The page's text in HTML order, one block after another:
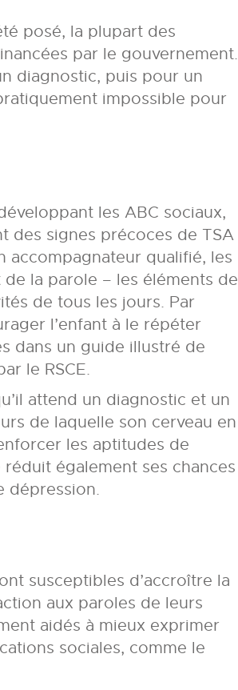
posé, la plupart des
par le gouvernement.
diagnostic, puis pour un
impossible pour
les ABC sociaux,
des signes précoces de TSA
accompagnateur qualifié, les
la parole – les éléments de
de tous les jours. Par
l’enfant à le répéter
dans un guide illustré de
le RSCE.
attend un diagnostic et un
de laquelle son cerveau en
les aptitudes de
également ses chances
dépression.
susceptibles d’accroître la
aux paroles de leurs
aidés à mieux exprimer
sociales, comme le